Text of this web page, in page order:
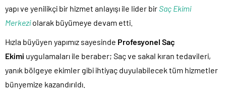
yapı ve yenilikçi bir hizmet anlayışı ile lider birSaç Ekimi
Merkezi olarak büyümeye devam etti.
Hızla büyüyen yapımız sayesinde Profesyonel Saç
Ekimi uygulamaları ile beraber; Saç ve sakal kıran tedavileri,
yanık bölgeye ekimler gibi ihtiyaç duyulabilecek tüm hizmetler
bünyemize kazandırıldı.